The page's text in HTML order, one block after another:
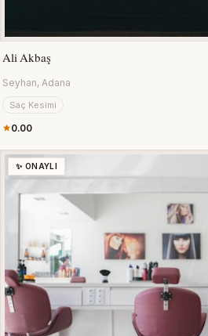
Ali Akbaş
Seyhan, Adana
Saç Kesimi
0.00
✨ ONAYLI